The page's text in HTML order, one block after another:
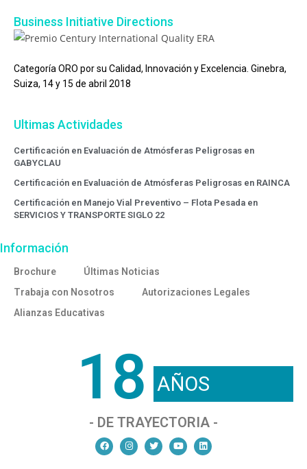
Business Initiative Directions
Categoría ORO por su Calidad, Innovación y Excelencia. Ginebra,
Suiza, 14 y 15 de abril 2018
Ultimas Actividades
Certificación en Evaluación de Atmósferas Peligrosas en
GABYCLAU
Certificación en Evaluación de Atmósferas Peligrosas en RAINCA
Certificación en Manejo Vial Preventivo – Flota Pesada en
SERVICIOS Y TRANSPORTE SIGLO 22
Información
Brochure
Últimas Noticias
Trabaja con Nosotros
Autorizaciones Legales
Alianzas Educativas
18 AÑOS
- DE TRAYECTORIA -